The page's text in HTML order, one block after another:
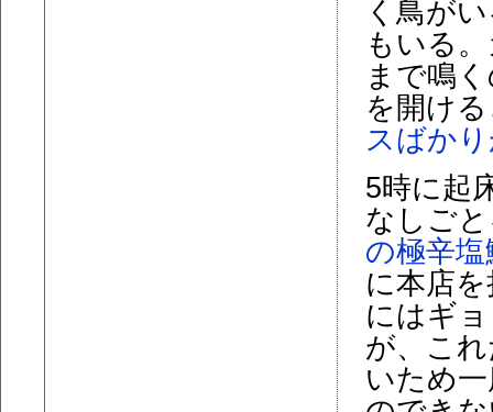
く鳥が
もいる
まで鳴
を開け
スばか
5時に起
なしご
の極辛
に本店
にはギ
が、こ
いため